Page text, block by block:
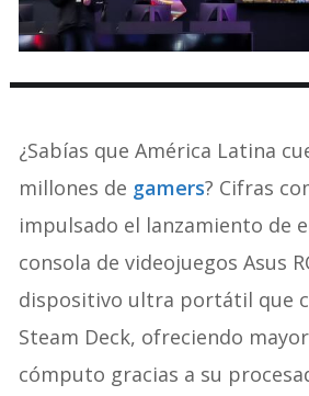
¿Sabías que América Latina
millones de gamers? Cifras
impulsado el lanzamiento de
consola de videojuegos Asus
dispositivo ultra portátil que
Steam Deck, ofreciendo
cómputo gracias a su